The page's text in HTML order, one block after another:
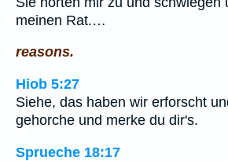
meinen Rat.…
reasons.
Hiob 5:27
Siehe, das haben wir erforscht
gehorche und merke du dir's.
Sprueche 18:17